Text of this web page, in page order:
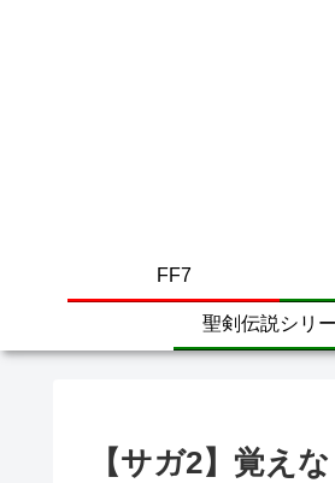
FF7
聖剣伝説シリ
【サガ2】覚え